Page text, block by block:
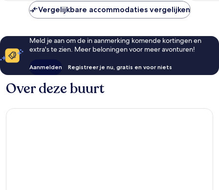
Vergelijkbare accommodaties vergelijken
Meld je aan om de in aanmerking komende kortingen en
extra's te zien. Meer beloningen voor meer avonturen!
Aanmelden Registreer je nu, gratis en voor niets
Over deze buurt